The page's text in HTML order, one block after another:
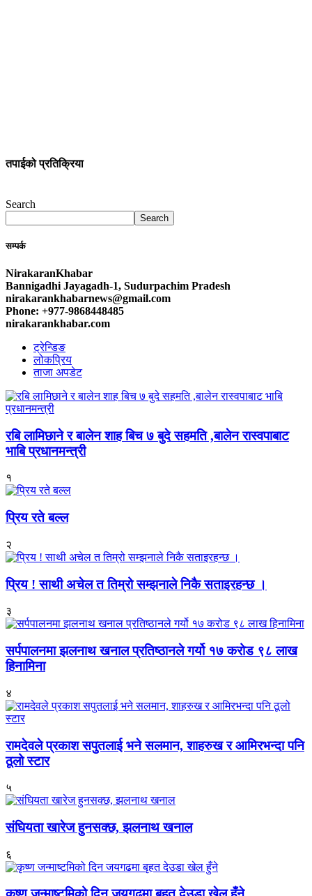
तपाईको प्रतिक्रिया
Search
Search
सम्पर्क
NirakaranKhabar
Bannigadhi Jayagadh-1, Sudurpachim Pradesh
nirakarankhabarnews@gmail.com
Phone: +977-9868448485
nirakarankhabar.com
ट्रेन्डिङ
लोकप्रिय
ताजा अपडेट
रबि लामिछाने र बालेन शाह बिच ७ बुदे सहमति ,बालेन रास्वपाबाट
भाबि प्रधानमन्त्री
१
प्रिय रते बल्ल
२
प्रिय ! साथी अचेल त तिम्रो सम्झनाले निकै सताइरहन्छ ।
३
सर्पपालनमा झलनाथ खनाल प्रतिष्ठानले गर्यो १७ करोड ९८ लाख
हिनामिना
४
रामदेवले प्रकाश सपुतलाई भने सलमान, शाहरुख र आमिरभन्दा पनि
ठूलो स्टार
५
संघियता खारेज हुनसक्छ, झलनाथ खनाल
६